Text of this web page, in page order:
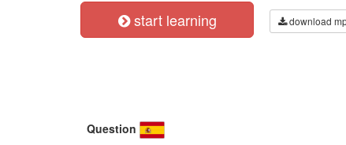
start learning download
Question